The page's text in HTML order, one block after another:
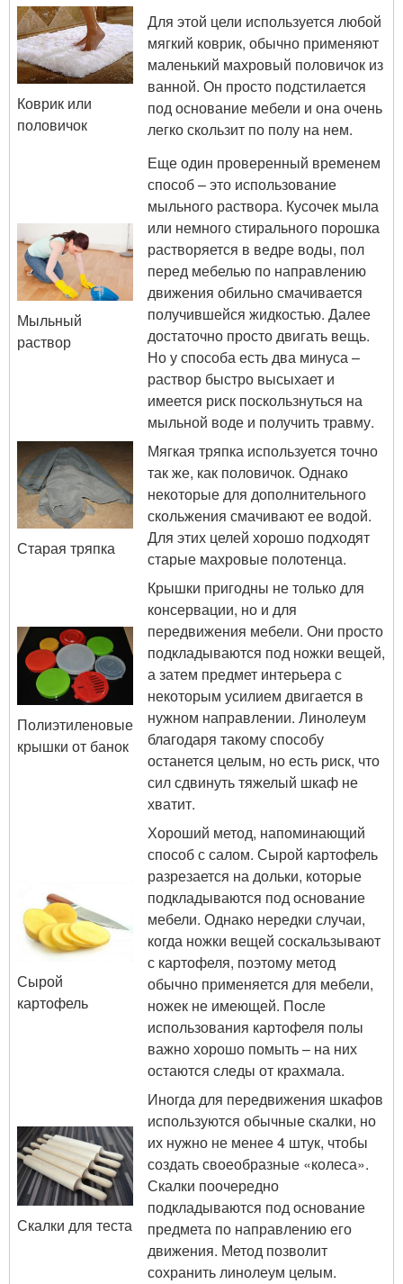
Коврик или
половичок
Для этой цели используется любой
мягкий коврик, обычно применяют
маленький махровый половичок из
ванной. Он просто подстилается
под основание мебели и она очень
легко скользит по полу на нем.
Мыльный
раствор
Еще один проверенный временем
способ – это использование
мыльного раствора. Кусочек мыла
или немного стирального порошка
растворяется в ведре воды, пол
перед мебелью по направлению
движения обильно смачивается
получившейся жидкостью. Далее
достаточно просто двигать вещь.
Но у способа есть два минуса –
раствор быстро высыхает и
имеется риск поскользнуться на
мыльной воде и получить травму.
Старая тряпка
Мягкая тряпка используется точно
так же, как половичок. Однако
некоторые для дополнительного
скольжения смачивают ее водой.
Для этих целей хорошо подходят
старые махровые полотенца.
Полиэтиленовые
крышки от банок
Крышки пригодны не только для
консервации, но и для
передвижения мебели. Они просто
подкладываются под ножки вещей,
а затем предмет интерьера с
некоторым усилием двигается в
нужном направлении. Линолеум
благодаря такому способу
останется целым, но есть риск, что
сил сдвинуть тяжелый шкаф не
хватит.
Сырой
картофель
Хороший метод, напоминающий
способ с салом. Сырой картофель
разрезается на дольки, которые
подкладываются под основание
мебели. Однако нередки случаи,
когда ножки вещей соскальзывают
с картофеля, поэтому метод
обычно применяется для мебели,
ножек не имеющей. После
использования картофеля полы
важно хорошо помыть – на них
остаются следы от крахмала.
Скалки для теста
Иногда для передвижения шкафов
используются обычные скалки, но
их нужно не менее 4 штук, чтобы
создать своеобразные «колеса».
Скалки поочередно
подкладываются под основание
предмета по направлению его
движения. Метод позволит
сохранить линолеум целым.